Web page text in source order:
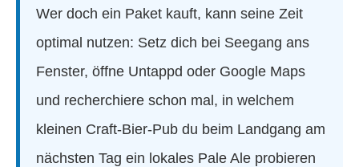
Wer doch ein Paket kauft, kann seine Zeit
optimal nutzen: Setz dich bei Seegang ans
Fenster, öffne Untappd oder Google Maps
und recherchiere schon mal, in welchem
kleinen Craft-Bier-Pub du beim Landgang am
nächsten Tag ein lokales Pale Ale probieren